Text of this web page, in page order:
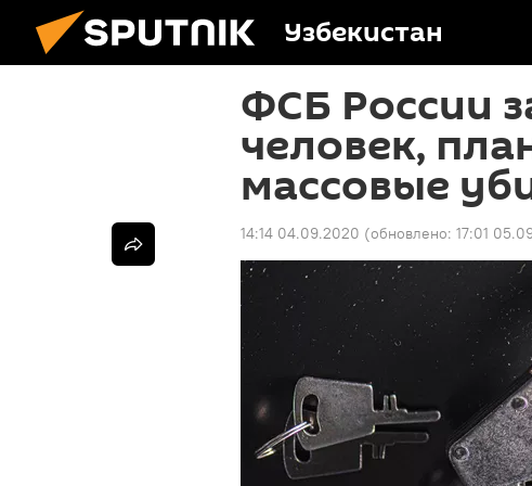
Узбекистан
ФСБ России
человек,
массовые
14:14 04.09.2020 (обновлено: 17:01